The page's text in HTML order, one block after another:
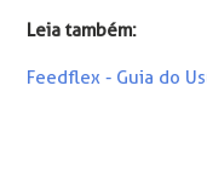
Leia também:
Feedflex - Guia do